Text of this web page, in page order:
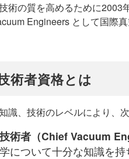
術の質を高めるために
Engineers として国際
術者資格とは
識、技術のレベルにより、
術者（Chief Vacuum
について十分な知識を